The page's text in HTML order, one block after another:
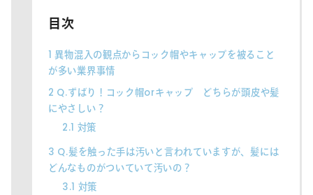
目次
1 異物混入の観点からコック帽やキャップを被ること
が多い業界事情
2 Q.ずばり！コック帽orキャップ どちらが頭皮や髪
にやさしい？
2.1 対策
3 Q.髪を触った手は汚いと言われていますが、髪には
どんなものがついていて汚いの？
3.1 対策